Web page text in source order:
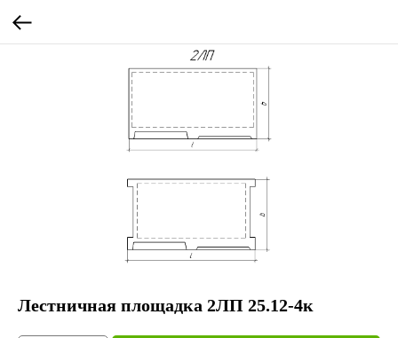
Лестничная площадка 2ЛП 25.12-4к